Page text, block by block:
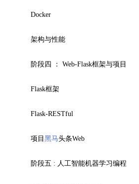
Docker
架构与性能
阶段四 ： Web-Flask框架与项目
Flask框架
Flask-RESTful
项目 黑马头条Web
阶段五 : 人工智能机器学习编程